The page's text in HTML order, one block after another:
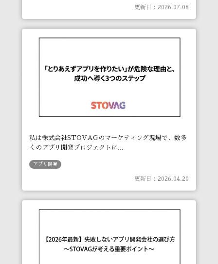
更新日：2026.07.08
私は株式会社STOVAGのマーケティング現場で、数多
くのアプリ開発プロジェクトに...
アプリ開発
更新日：2026.04.20